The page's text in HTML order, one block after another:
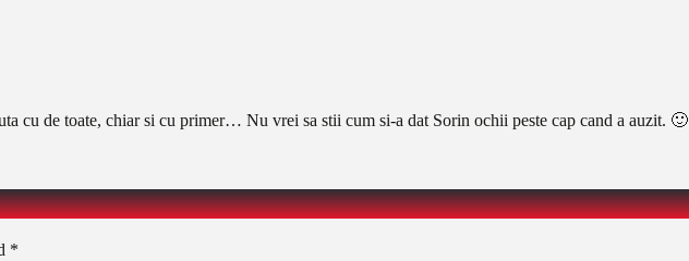
cu de toate, chiar si cu primer… Nu vrei sa stii cum si-a dat Sorin ochii peste cap cand a auzit. 🙂
*